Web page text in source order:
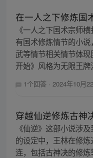
在一人之下修炼国
《一人之下国术宗师
有国术修炼情节的小
武等情节相关情节体
开始》风格为无限王
1个回答 · 2024年10月
穿越仙逆修炼古神
《仙逆》这部小说涉
的设定中，王林在修
连，包括古神决的修炼